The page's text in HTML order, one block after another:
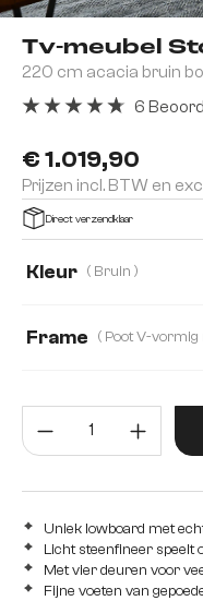
Tv-meubel
220 cm acacia bruin
€ 1.019,90
Prijzen incl. BTW en
6
Direct verzendklaar
Kleur ( Bruin )
Frame
Uniek lowboard met
Licht steenfineer speelt
Met vier deuren voor
Fijne voeten van